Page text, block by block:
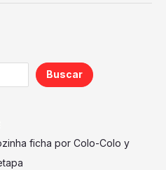
Buscar
ficha por Colo-Colo y